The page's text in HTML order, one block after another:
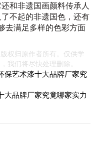
和非遗国画颜料传承人
不起的非遗国色，还有
去满足多样的色彩方面
权归原作者所有。仅供学
我们将尽快处理删除。
保艺术漆十大品牌厂家究
大品牌厂家究竟哪家实力